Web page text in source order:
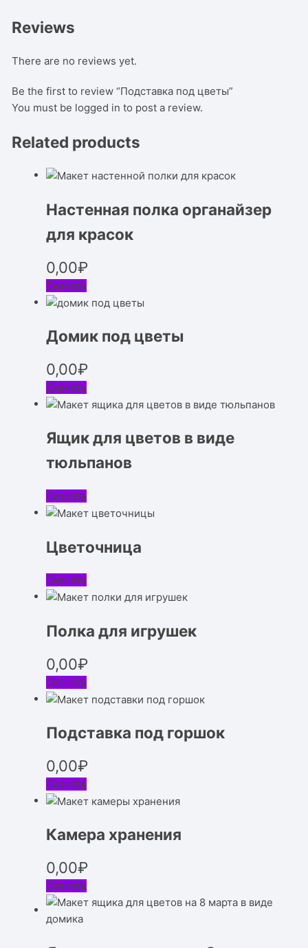
Reviews
There are no reviews yet.
Be the first to review “Подставка под цветы”
You must be logged in to post a review.
Related products
Настенная полка органайзер
для красок
0,00₽
Скачать
Домик под цветы
0,00₽
Скачать
Ящик для цветов в виде
тюльпанов
Скачать
Цветочница
Скачать
Полка для игрушек
0,00₽
Скачать
Подставка под горшок
0,00₽
Скачать
Камера хранения
0,00₽
Скачать